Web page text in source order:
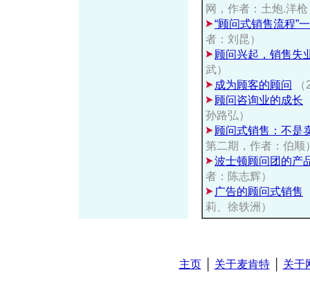
网，作者：土炮.洋
“顾问式销售流程”
者：刘昆）
顾问兴起，销售失
武）
成为顾客的顾问
顾问咨询业的成长
孙路弘）
顾问式销售：不是
第二期，作者：伯顺
波士顿顾问团的产
者：陈志辉）
广告的顾问式销售
莉、徐轶洲）
主页│ 关于麦肯特│ 关于